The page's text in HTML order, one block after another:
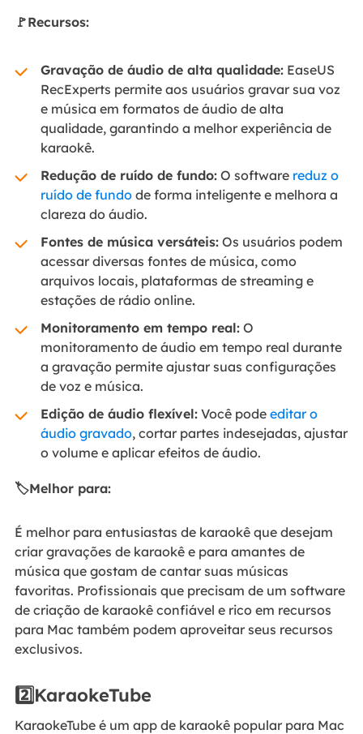
🚩Recursos:
Gravação de áudio de alta qualidade:EaseUS
RecExperts permite aos usuários gravar sua voz
e música em formatos de áudio de alta
qualidade, garantindo a melhor experiência de
karaokê.
Redução de ruído de fundo:O software reduz o
ruído de fundode forma inteligente e melhora a
clareza do áudio.
Fontes de música versáteis:Os usuários podem
acessar diversas fontes de música, como
arquivos locais, plataformas de streaming e
estações de rádio online.
Monitoramento em tempo real:O
monitoramento de áudio em tempo real durante
a gravação permite ajustar suas configurações
de voz e música.
Edição de áudio flexível:Você pode editar o
áudio gravado, cortar partes indesejadas, ajustar
o volume e aplicar efeitos de áudio.
🏷️Melhor para:
É melhor para entusiastas de karaokê que desejam
criar gravações de karaokê e para amantes de
música que gostam de cantar suas músicas
favoritas. Profissionais que precisam de um software
de criação de karaokê confiável e rico em recursos
para Mac também podem aproveitar seus recursos
exclusivos.
2️⃣KaraokeTube
KaraokeTube é um app de karaokê popular para Mac